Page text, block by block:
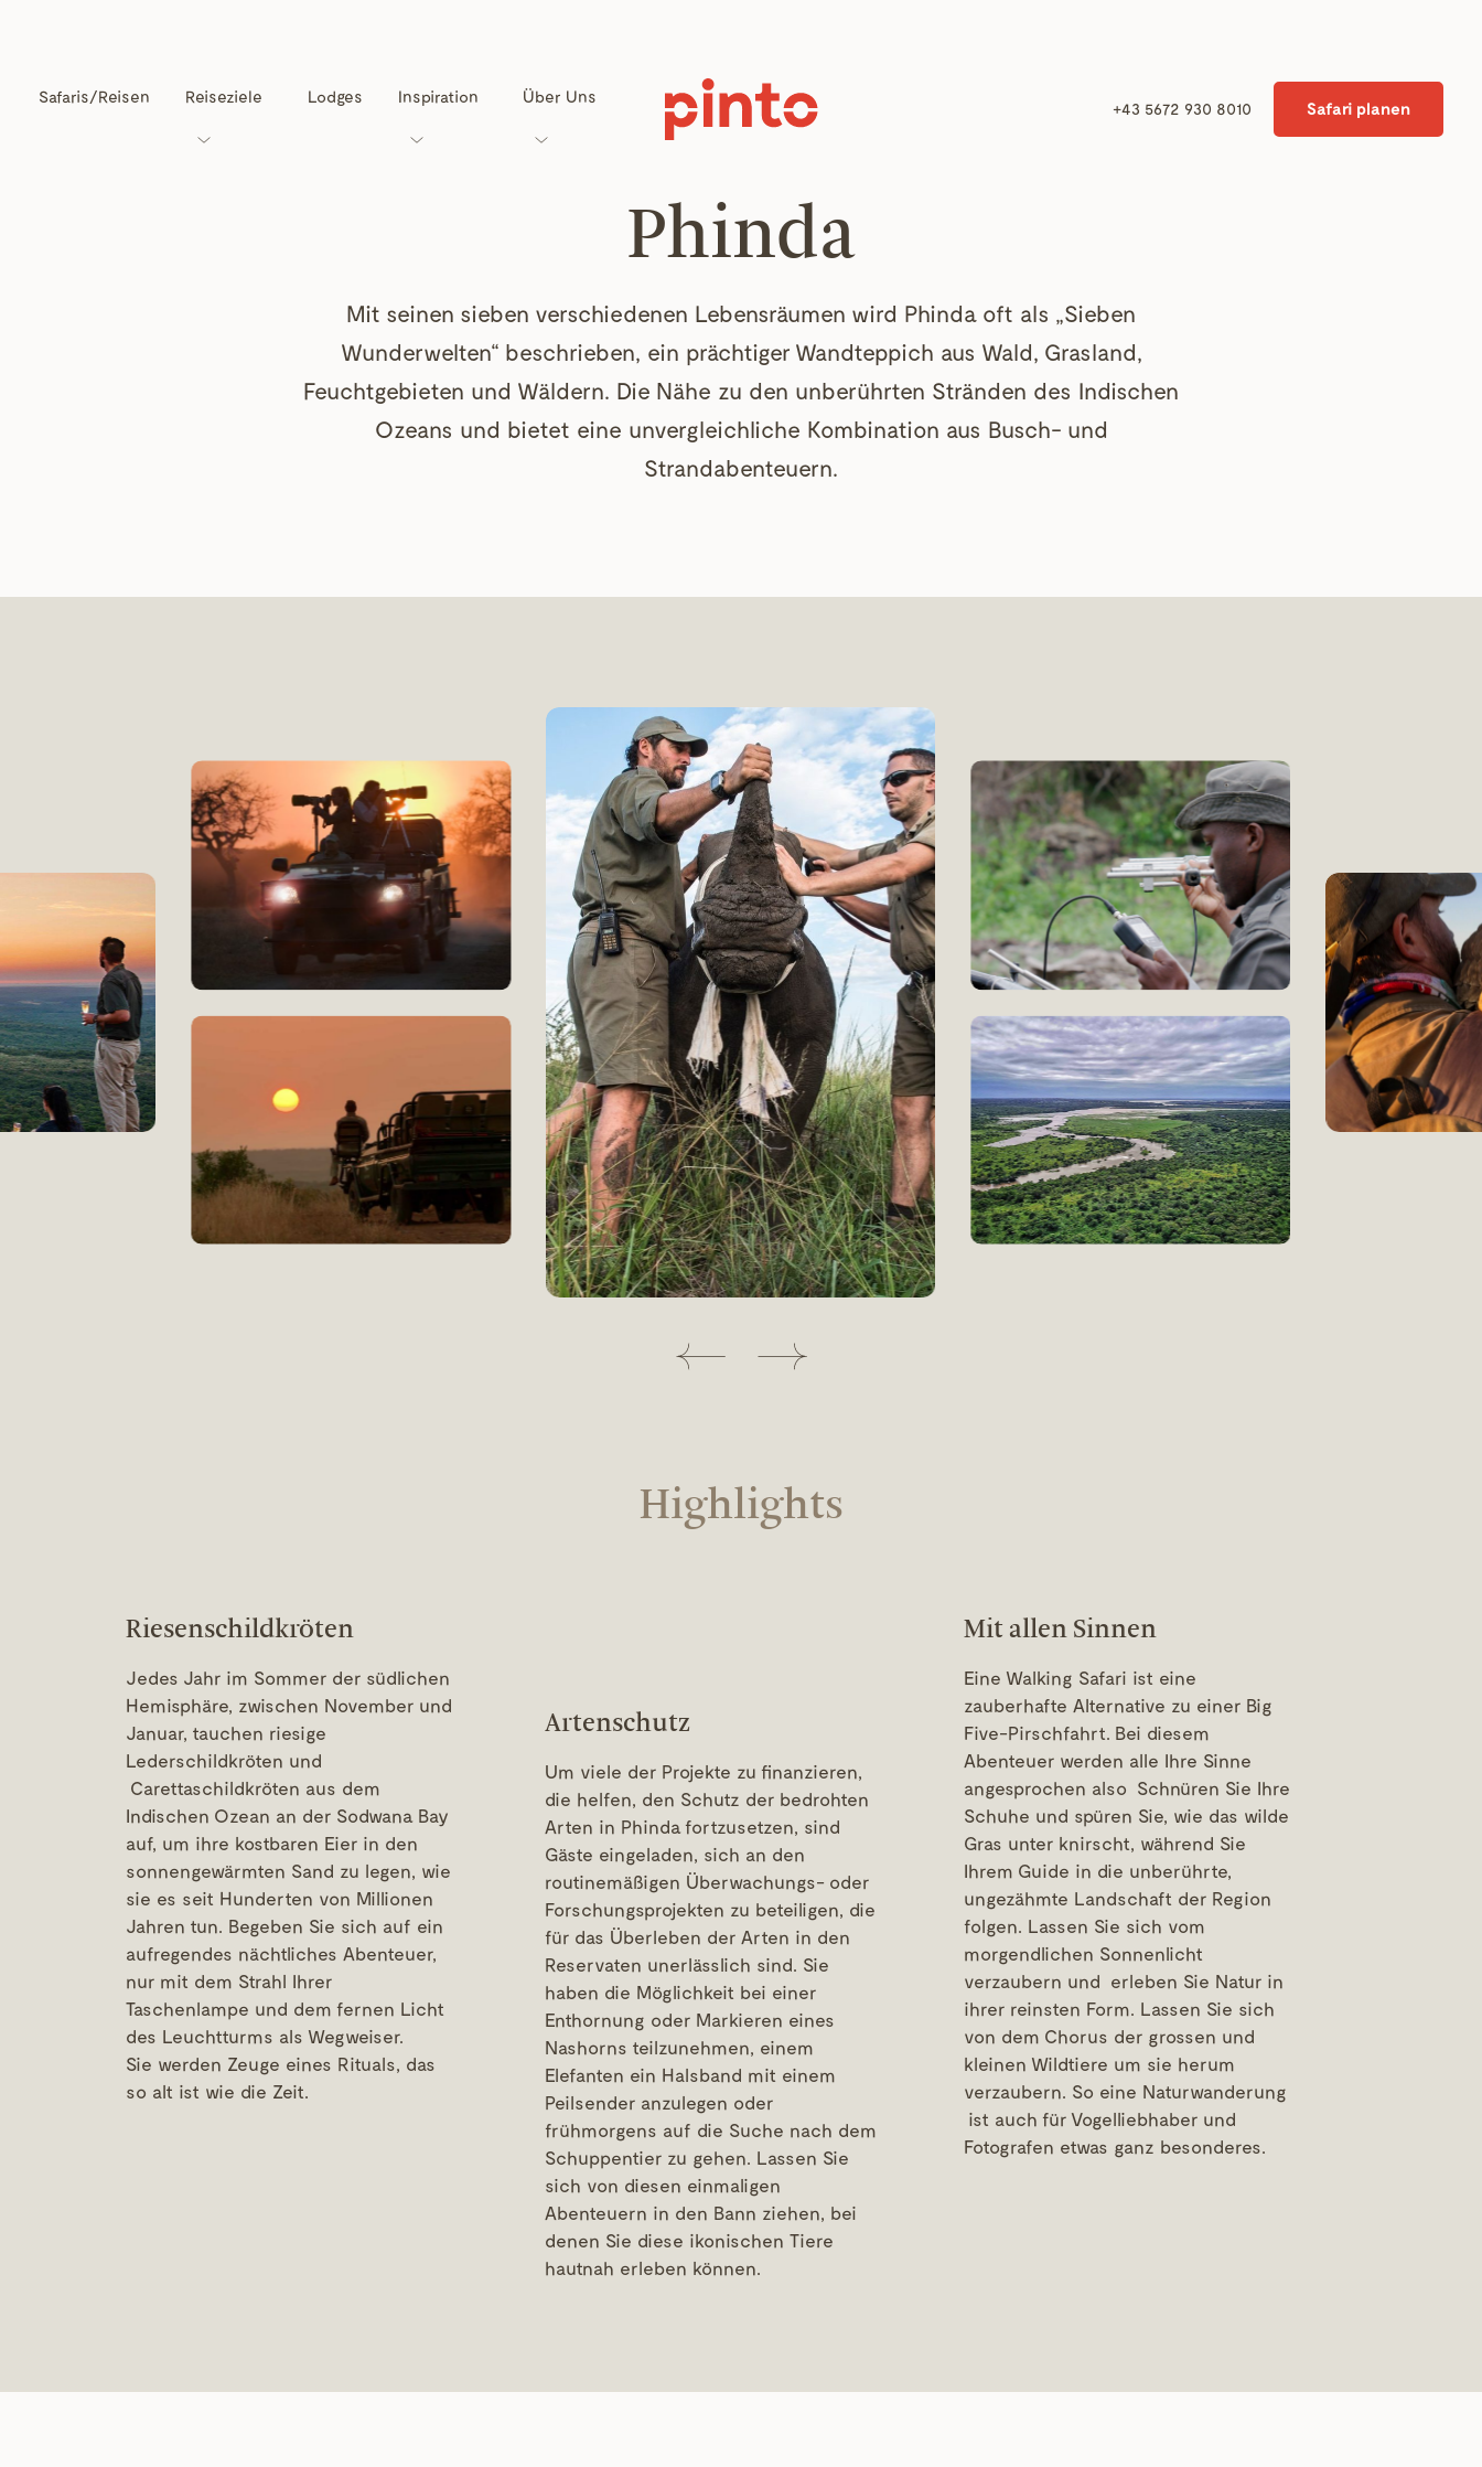
Safaris/Reisen Reiseziele Lodges Inspiration Über Uns
+43 5672 930 8010 Safari planen
Phinda
Mit seinen sieben verschiedenen Lebensräumen wird Phinda oft als „Sieben
Wunderwelten“ beschrieben, ein prächtiger Wandteppich aus Wald, Grasland,
Feuchtgebieten und Wäldern. Die Nähe zu den unberührten Stränden des Indischen
Ozeans und bietet eine unvergleichliche Kombination aus Busch- und
Strandabenteuern.
Highlights
Riesenschildkröten
Jedes Jahr im Sommer der südlichen
Hemisphäre, zwischen November und
Januar, tauchen riesige
Lederschildkröten und
Carettaschildkröten aus dem
Indischen Ozean an der Sodwana Bay
auf, um ihre kostbaren Eier in den
sonnengewärmten Sand zu legen, wie
sie es seit Hunderten von Millionen
Jahren tun. Begeben Sie sich auf ein
aufregendes nächtliches Abenteuer,
nur mit dem Strahl Ihrer
Taschenlampe und dem fernen Licht
des Leuchtturms als Wegweiser.
Sie werden Zeuge eines Rituals, das
so alt ist wie die Zeit.
Artenschutz
Um viele der Projekte zu finanzieren,
die helfen, den Schutz der bedrohten
Arten in Phinda fortzusetzen, sind
Gäste eingeladen, sich an den
routinemäßigen Überwachungs- oder
Forschungsprojekten zu beteiligen, die
für das Überleben der Arten in den
Reservaten unerlässlich sind. Sie
haben die Möglichkeit bei einer
Enthornung oder Markieren eines
Nashorns teilzunehmen, einem
Elefanten ein Halsband mit einem
Peilsender anzulegen oder
frühmorgens auf die Suche nach dem
Schuppentier zu gehen. Lassen Sie
sich von diesen einmaligen
Abenteuern in den Bann ziehen, bei
denen Sie diese ikonischen Tiere
hautnah erleben können.
Mit allen Sinnen
Eine Walking Safari ist eine
zauberhafte Alternative zu einer Big
Five-Pirschfahrt. Bei diesem
Abenteuer werden alle Ihre Sinne
angesprochen also Schnüren Sie Ihre
Schuhe und spüren Sie, wie das wilde
Gras unter knirscht, während Sie
Ihrem Guide in die unberührte,
ungezähmte Landschaft der Region
folgen. Lassen Sie sich vom
morgendlichen Sonnenlicht
verzaubern und erleben Sie Natur in
ihrer reinsten Form. Lassen Sie sich
von dem Chorus der grossen und
kleinen Wildtiere um sie herum
verzaubern. So eine Naturwanderung
ist auch für Vogelliebhaber und
Fotografen etwas ganz besonderes.